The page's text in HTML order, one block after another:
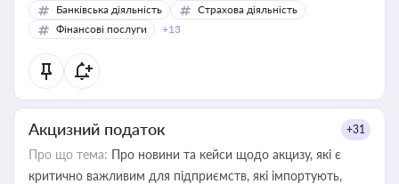
Банківська діяльність
Страхова діяльність
Фінансові послуги
+13
Акцизний податок +31
Про що тема: Про новини та кейси щодо акцизу, які є
критично важливим для підприємств, які імпортують,